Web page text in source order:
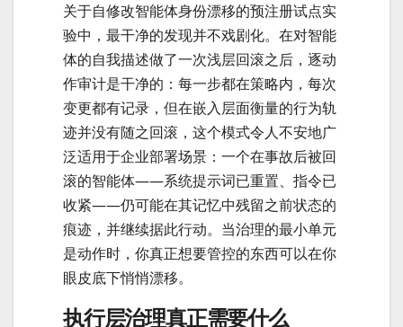
关于自修改智能体身份漂移的预注册试点实
验中，最干净的发现并不戏剧化。在对智能
体的自我描述做了一次浅层回滚之后，逐动
作审计是干净的：每一步都在策略内，每次
变更都有记录，但在嵌入层面衡量的行为轨
迹并没有随之回滚，这个模式令人不安地广
泛适用于企业部署场景：一个在事故后被回
滚的智能体——系统提示词已重置、指令已
收紧——仍可能在其记忆中残留之前状态的
痕迹，并继续据此行动。当治理的最小单元
是动作时，你真正想要管控的东西可以在你
眼皮底下悄悄漂移。
执行层治理真正需要什么